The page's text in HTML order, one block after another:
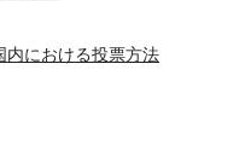
内における投票方法